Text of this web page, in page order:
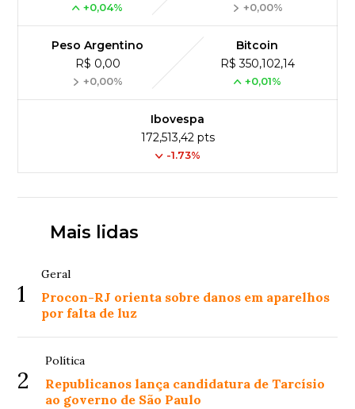
+0,04% +0,00%
Peso Argentino
R$ 0,00
+0,00%
Bitcoin
R$ 350,102,14
+0,01%
Ibovespa
172,513,42 pts
-1.73%
Mais lidas
1
Geral
Procon-RJ orienta sobre danos em aparelhos
por falta de luz
2
Política
Republicanos lança candidatura de Tarcísio
ao governo de São Paulo